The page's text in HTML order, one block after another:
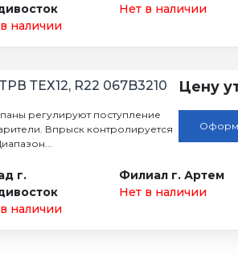
наличии
Нет в наличии
ТЕХ12, R22 067B3210
регулируют поступление
Впрыск контролируется
Цену
г.
наличии
Филиал г. Артем
Нет в наличии